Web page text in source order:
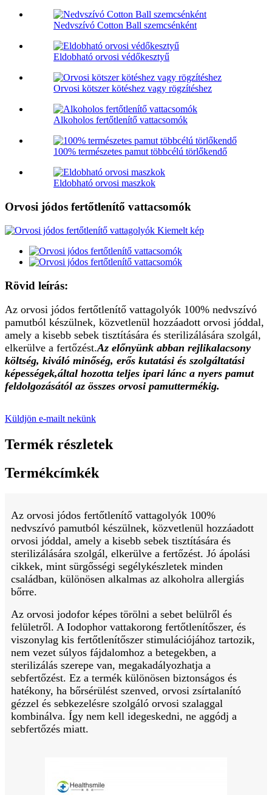
Nedvszívó Cotton Ball szemcsénként
Eldobható orvosi védőkesztyű
Orvosi kötszer kötéshez vagy rögzítéshez
Alkoholos fertőtlenítő vattacsomók
100% természetes pamut többcélú törlőkendő
Eldobható orvosi maszkok
Orvosi jódos fertőtlenítő vattacsomók
Rövid leírás:
Az orvosi jódos fertőtlenítő vattagolyók 100% nedvszívó
pamutból készülnek, közvetlenül hozzáadott orvosi jóddal,
amely a kisebb sebek tisztítására és sterilizálására szolgál,
elkerülve a fertőzést.Az előnyünk abban rejlikalacsony
költség, kiváló minőség, erős kutatási és szolgáltatási
képességek,által hozotta teljes ipari lánc a nyers pamut
feldolgozásától az összes orvosi pamuttermékig.
Küldjön e-mailt nekünk
Termék részletek
Termékcímkék
Az orvosi jódos fertőtlenítő vattagolyók 100%
nedvszívó pamutból készülnek, közvetlenül hozzáadott
orvosi jóddal, amely a kisebb sebek tisztítására és
sterilizálására szolgál, elkerülve a fertőzést. Jó ápolási
cikkek, mint sürgősségi segélykészletek minden
családban, különösen alkalmas az alkoholra allergiás
bőrre.
Az orvosi jodofor képes törölni a sebet belülről és
felületről. A Iodophor vattakorong fertőtlenítőszer, és
viszonylag kis fertőtlenítőszer stimulációjához tartozik,
nem vezet súlyos fájdalomhoz a betegekben, a
sterilizálás szerepe van, megakadályozhatja a
sebfertőzést. Ez a termék különösen biztonságos és
hatékony, ha bőrsérülést szenved, orvosi zsírtalanító
gézzel és sebkezelésre szolgáló orvosi szalaggal
kombinálva. Így nem kell idegeskedni, ne aggódj a
sebfertőzés miatt.